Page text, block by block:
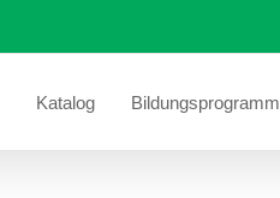
Katalog Bildungsprogramm